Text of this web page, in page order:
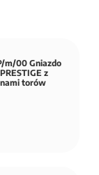
m/00 Gniazdo
z
torów